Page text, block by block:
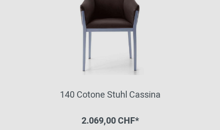
140 Cotone Stuhl Cassina
2.069,00 CHF*